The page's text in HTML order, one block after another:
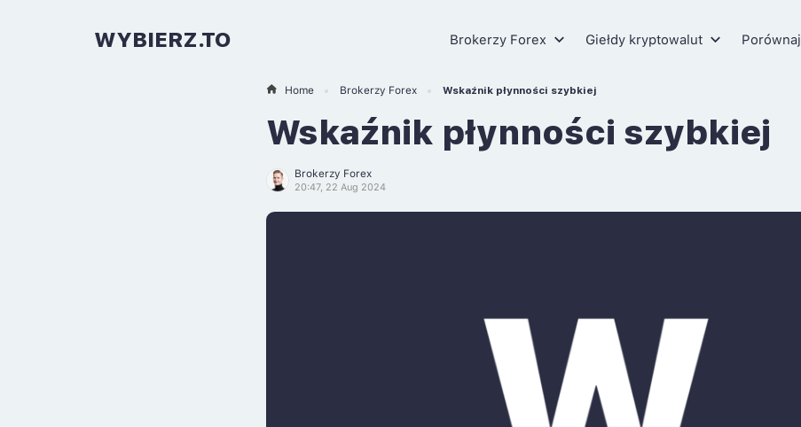
WYBIERZ.TO Brokerzy Forex Giełdy kryptowalut Porównaj
Home Brokerzy Forex Wskaźnik płynności szybkiej
Wskaźnik płynności szybkiej
Brokerzy Forex
20:47, 22 Aug 2024